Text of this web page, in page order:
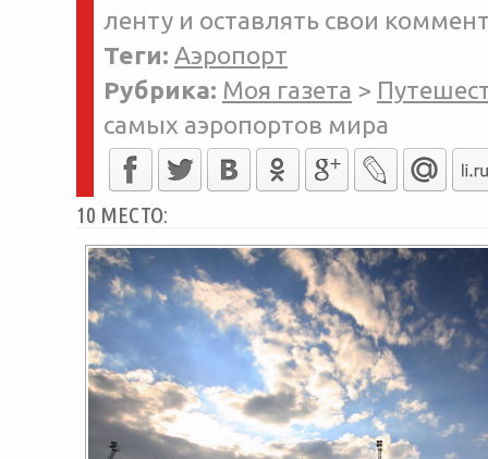
ленту и оставлять свои
Теги: Аэропорт
Рубрика: Моя газета >
самых аэропортов мира
10 МЕСТО: